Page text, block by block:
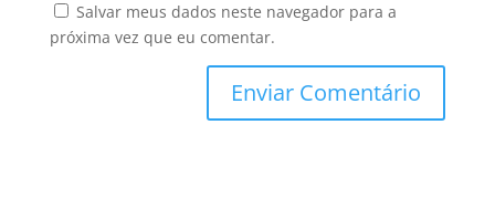
Salvar meus dados neste navegador para a
próxima vez que eu comentar.